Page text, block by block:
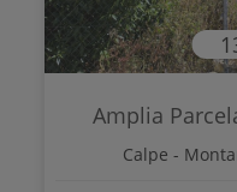
Amplia
Calpe -